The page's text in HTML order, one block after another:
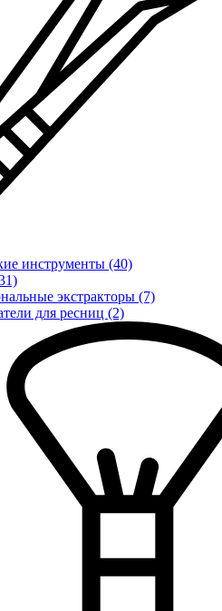
инструменты (40)
экстракторы (7)
для ресниц (2)